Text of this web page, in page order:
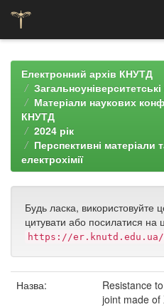
navigationЕлектронний архів КНУТД
Загальноуніверситетські
Матеріали наукових
КНУТД
2024 рік
Перспективні матеріали
електрохімії
Будь ласка, використовуйте
цитувати або посилатися на
https://er.knutd.edu.ua/
Назва:
Resistance
joint made of